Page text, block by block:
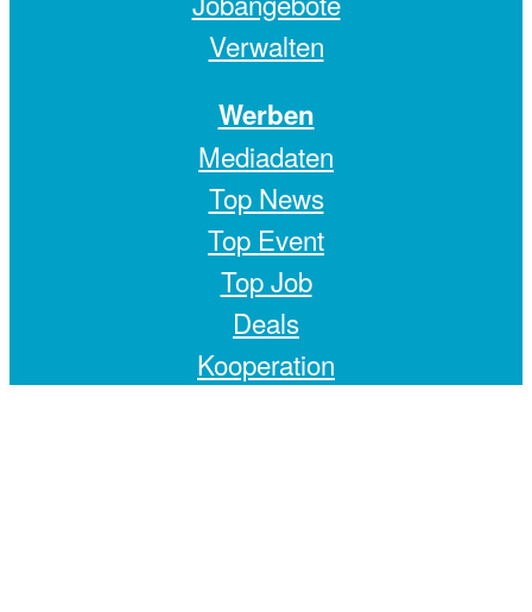
Verwalten
Werben
Mediadaten
Top News
Top Event
Top Job
Deals
Kooperation